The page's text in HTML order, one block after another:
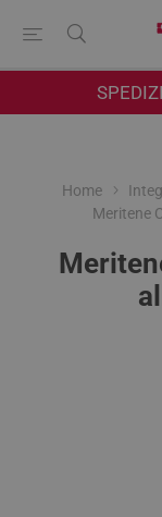
Home
Meritene